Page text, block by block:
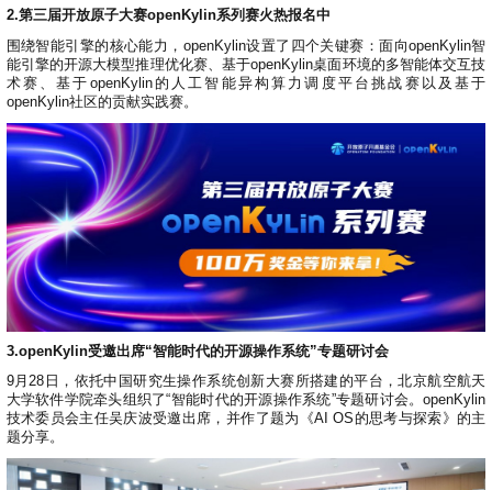
2.第三届开放原子大赛openKylin系列赛火热报名中
围绕智能引擎的核心能力，openKylin设置了四个关键赛：面向openKylin智
能引擎的开源大模型推理优化赛、基于openKylin桌面环境的多智能体交互技
术赛、基于openKylin的人工智能异构算力调度平台挑战赛以及基于
openKylin社区的贡献实践赛。
3.openKylin受邀出席“智能时代的开源操作系统”专题研讨会
9月28日，依托中国研究生操作系统创新大赛所搭建的平台，北京航空航天
大学软件学院牵头组织了“智能时代的开源操作系统”专题研讨会。openKylin
技术委员会主任吴庆波受邀出席，并作了题为《AI OS的思考与探索》的主
题分享。